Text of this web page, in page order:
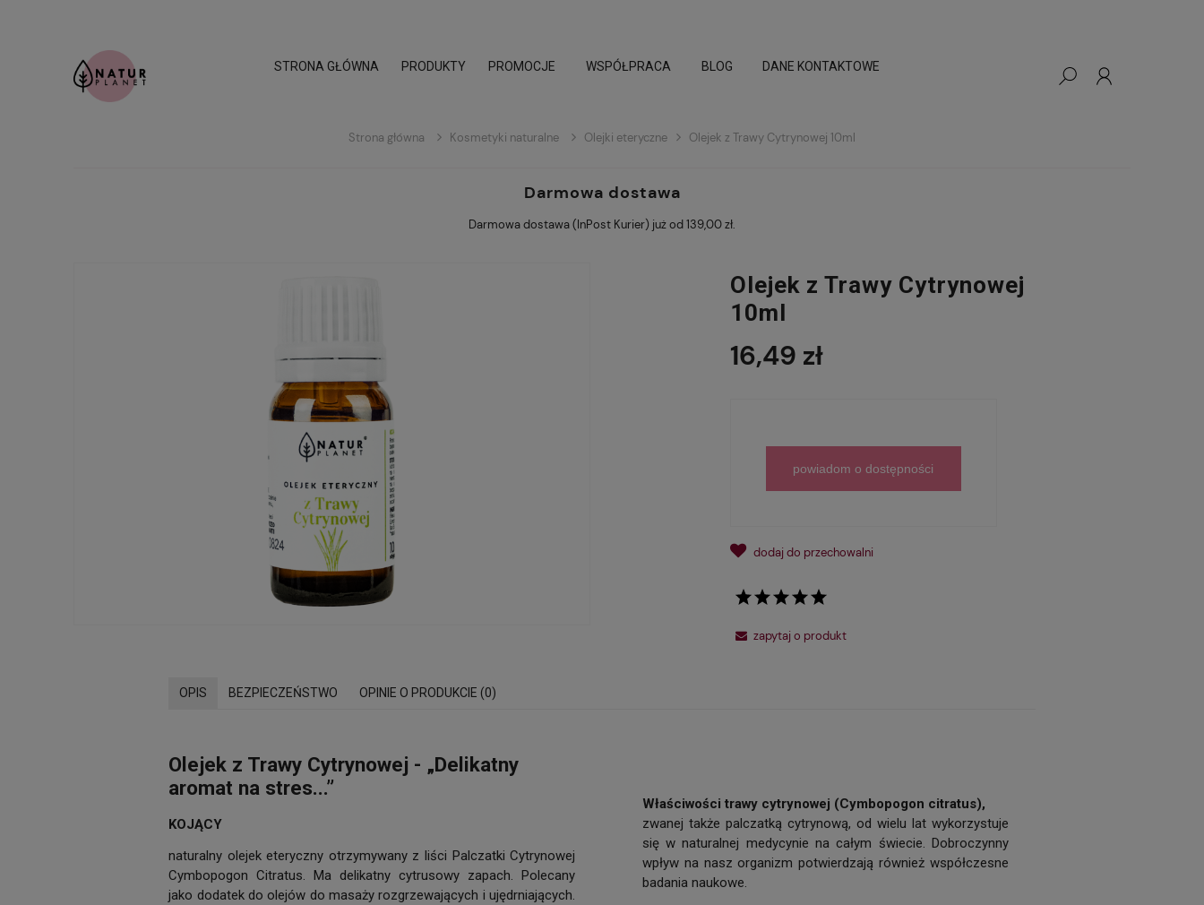
STRONA GŁÓWNA PROMOCJE WSPÓŁPRACA BLOG DANE KONTAKTOWE
Strona główna Kosmetyki naturalne Olejki eteryczne Olejek z Trawy Cytrynowej 10ml
Darmowa dostawa
Darmowa dostawa (InPost Kurier) już od 139,00 zł.
Olejek z Trawy Cytrynowej
10ml
16,49 zł
powiadom o dostępności
dodaj do przechowalni
zapytaj o produkt
OPIS BEZPIECZEŃSTWO OPINIE O PRODUKCIE (0)
Olejek z Trawy Cytrynowej - „Delikatny
aromat na stres...”
KOJĄCY
naturalny olejek eteryczny otrzymywany z liści Palczatki Cytrynowej
Cymbopogon Citratus. Ma delikatny cytrusowy zapach. Polecany
jako dodatek do olejów do masaży rozgrzewających i ujędrniających.
Właściwości trawy cytrynowej (Cymbopogon citratus),
zwanej także palczatką cytrynową, od wielu lat wykorzystuje
się w naturalnej medycynie na całym świecie. Dobroczynny
wpływ na nasz organizm potwierdzają również współczesne
badania naukowe.